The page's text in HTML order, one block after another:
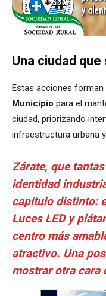
Una ciudad
Estas acciones forman
Municipio para el
ciudad, priorizando
infraestructura urbana
Zárate, que
identidad
capítulo distinto:
Luces LED y
centro más
atractivo. Una
mostrar otra cara